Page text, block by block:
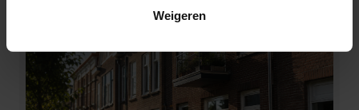
Weigeren